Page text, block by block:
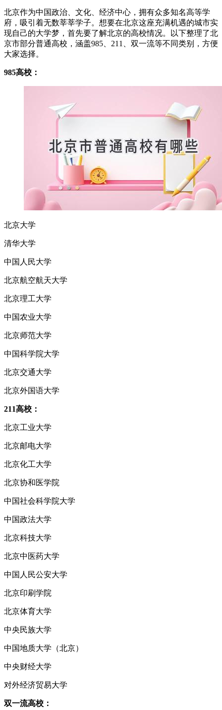
北京作为中国政治、文化、经济中心，拥有众多知名高等学
府，吸引着无数莘莘学子。想要在北京这座充满机遇的城市实
现自己的大学梦，首先要了解北京的高校情况。以下整理了北
京市部分普通高校，涵盖985、211、双一流等不同类别，方便
大家选择。
985高校：
北京大学
清华大学
中国人民大学
北京航空航天大学
北京理工大学
中国农业大学
北京师范大学
中国科学院大学
北京交通大学
北京外国语大学
211高校：
北京工业大学
北京邮电大学
北京化工大学
北京协和医学院
中国社会科学院大学
中国政法大学
北京科技大学
北京中医药大学
中国人民公安大学
北京印刷学院
北京体育大学
中央民族大学
中国地质大学（北京）
中央财经大学
对外经济贸易大学
双一流高校：